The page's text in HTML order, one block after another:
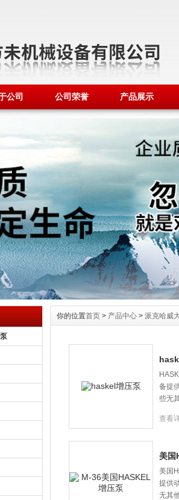
公司 公司荣誉 产品展示
你的位置首页 > 产品中心 > 派克哈威
备提
些无
查看
美国
美国
提供
无其